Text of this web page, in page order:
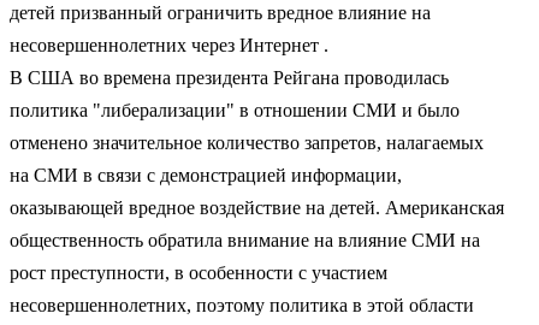
детей призванный ограничить вредное влияние на
несовершеннолетних через Интернет .
В США во времена президента Рейгана проводилась
политика "либерализации" в отношении СМИ и было
отменено значительное количество запретов, налагаемых
на СМИ в связи с демонстрацией информации,
оказывающей вредное воздействие на детей. Американская
общественность обратила внимание на влияние СМИ на
рост преступности, в особенности с участием
несовершеннолетних, поэтому политика в этой области